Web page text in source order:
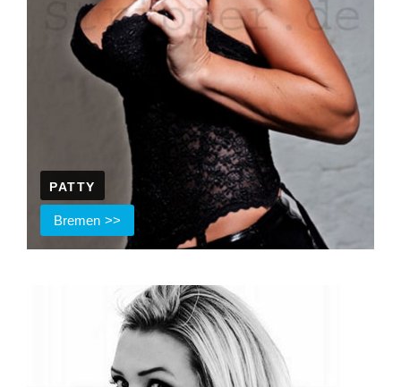
PATTY
Bremen